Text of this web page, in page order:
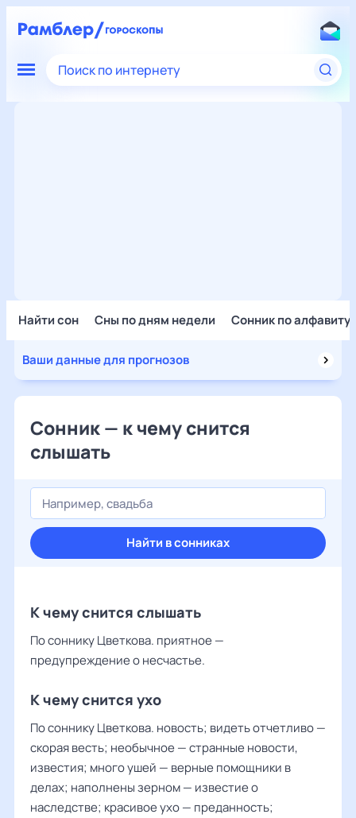
Поиск по интернету
Найти сон Сны по дням недели Сонник по алфавиту
Ваши данные для прогнозов
Сонник — к чему снится
слышать
Найти в сонниках
К чему снится слышать
По соннику Цветкова. приятное —
предупреждение о несчастье.
К чему снится ухо
По соннику Цветкова. новость; видеть отчетливо —
скорая весть; необычное — странные новости,
известия; много ушей — верные помощники в
делах; наполнены зерном — известие о
наследстве; красивое ухо — преданность;